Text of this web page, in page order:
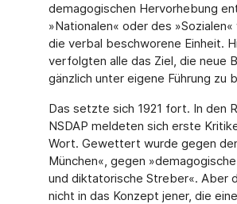
demagogischen Hervorhebung
»Nationalen« oder des
die verbal beschworene Einheit.
verfolgten alle das Ziel, die neue
gänzlich unter eigene Führung zu
Das setzte sich 1921 fort. In den
NSDAP meldeten sich erste
Wort. Gewettert wurde gegen
München«, gegen
und diktatorische Streber«. Aber
nicht in das Konzept jener, die